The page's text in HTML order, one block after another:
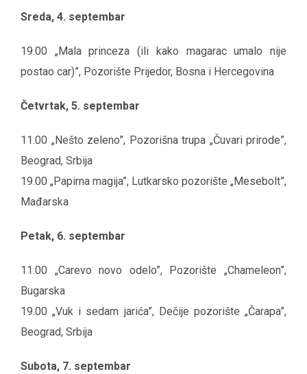
Sreda, 4. septembar
19.00 „Mala princeza (ili kako magarac umalo nije
postao car)”, Pozorište Prijedor, Bosna i Hercegovina
Četvrtak, 5. septembar
11.00 „Nešto zeleno”, Pozorišna trupa „Čuvari prirode”,
Beograd, Srbija
19.00 „Papirna magija”, Lutkarsko pozorište „Mesebolt”,
Mađarska
Petak, 6. septembar
11.00 „Carevo novo odelo”, Pozorište „Chameleon”,
Bugarska
19.00 „Vuk i sedam jarića”, Dečije pozorište „Čarapa”,
Beograd, Srbija
Subota, 7. septembar